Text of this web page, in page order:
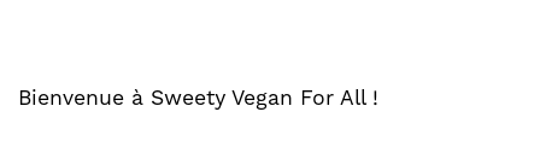
Bienvenue à Sweety Vegan For All !